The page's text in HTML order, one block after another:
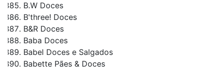
B.W Doces
B'three! Doces
B&R Doces
Baba Doces
Babel Doces e Salgados
Babette Pães & Doces